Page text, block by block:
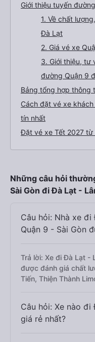
Giới thiệu tuyến
1. Về chất
Đà Lạt
2. Giá vé xe
3. Giới thiệu, tư
đường Quận 9
Bảng tổng hợp thông
Cách đặt vé xe
tín nhất
Đặt vé xe Tết 2027
Những câu hỏi
Sài Gòn đi Đà Lạt -
Câu hỏi: Nhà xe
Quận 9 - Sài Gòn
Trả lời: Xe đi Đà Lạt -
được đánh giá chất
Tiến, Thiện Thành
Câu hỏi: Xe nào
giá rẻ nhất?